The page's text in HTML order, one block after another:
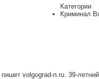
Категории
Криминал
volgograd-n.ru. 39-